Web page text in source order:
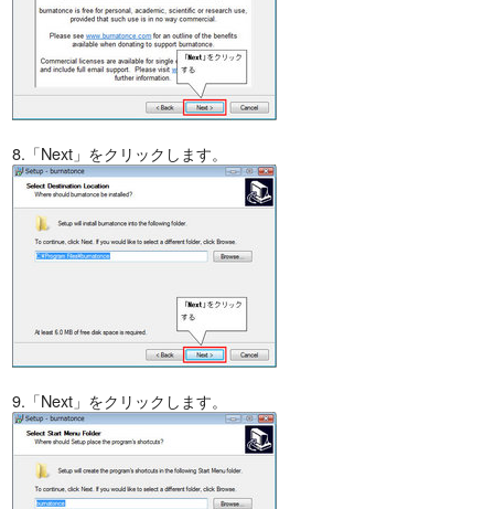
8.「Next」をクリックします。
9.「Next」をクリックします。